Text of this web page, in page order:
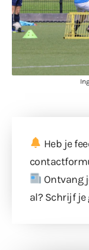
Heb je
Ontvang
al? Schrijf je